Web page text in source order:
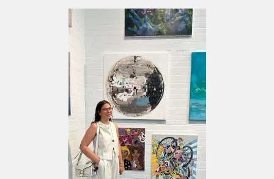
Lebenslauf/Ausstellungen:
2020 Beginn Studium Kunst&Medien an der
Carl von Ossietzky Universität
2022 Kinderbuch und Malbuch "Dat
Nordsee-ABC"
2022 Kunsthalle Wilhelmshaven "North
Oversee"
2022 Oldenburg "RAUM"